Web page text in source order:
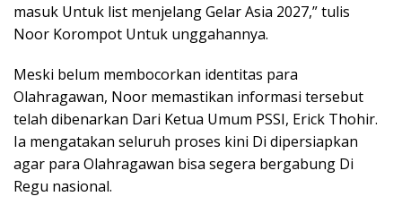
masuk Untuk list menjelang Gelar Asia 2027,” tulis
Noor Korompot Untuk unggahannya.
Meski belum membocorkan identitas para
Olahragawan, Noor memastikan informasi tersebut
telah dibenarkan Dari Ketua Umum PSSI, Erick Thohir.
Ia mengatakan seluruh proses kini Di dipersiapkan
agar para Olahragawan bisa segera bergabung Di
Regu nasional.